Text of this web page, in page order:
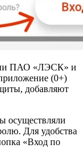
ПАО «ЛЭСК» и
(0+)
добавляют
осуществляли
Для удобства
«Вход по